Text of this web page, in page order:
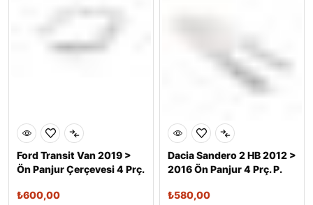
Ford Transit Van 2019 >
Ön Panjur Çerçevesi 4 Prç.
₺600,00
Dacia Sandero 2 HB 2012 >
2016 Ön Panjur 4 Prç. P.
₺580,00